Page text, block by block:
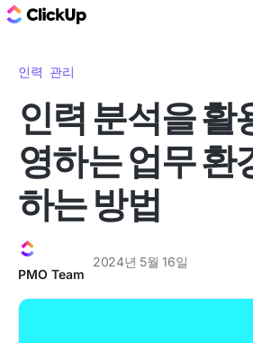
인력 관리
인력 분석을 활
영하는 업무 환
하는 방법
PMO Team
2024년 5월 16일